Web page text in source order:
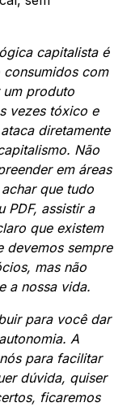
capitalista é
consumidos com
produto
vezes tóxico e
diretamente
Não
em áreas
que tudo
PDF, assistir a
que existem
devemos sempre
mas não
a nossa vida.
para você dar
A
para facilitar
dúvida, quiser
ficaremos